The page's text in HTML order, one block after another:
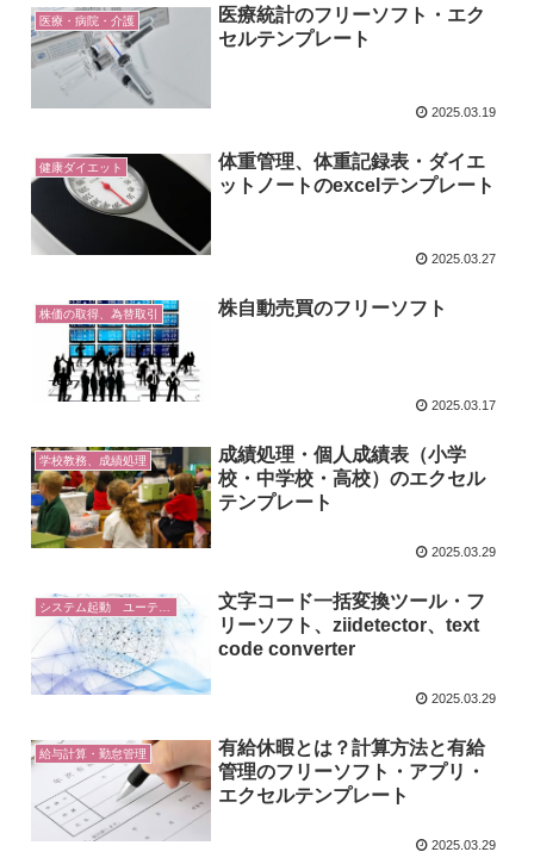
医療・病院・介護
医療統計のフリーソフト・エク
セルテンプレート
2025.03.19
健康ダイエット
体重管理、体重記録表・ダイエ
ットノートのexcelテンプレート
2025.03.27
株価の取得、為替取引 株自動売買のフリーソフト
2025.03.17
学校教務、成績処理
成績処理・個人成績表（小学
校・中学校・高校）のエクセル
テンプレート
2025.03.29
システム起動 ユーティリティ
文字コード一括変換ツール・フ
リーソフト、ziidetector、text
code converter
2025.03.29
給与計算・勤怠管理
有給休暇とは？計算方法と有給
管理のフリーソフト・アプリ・
エクセルテンプレート
2025.03.29